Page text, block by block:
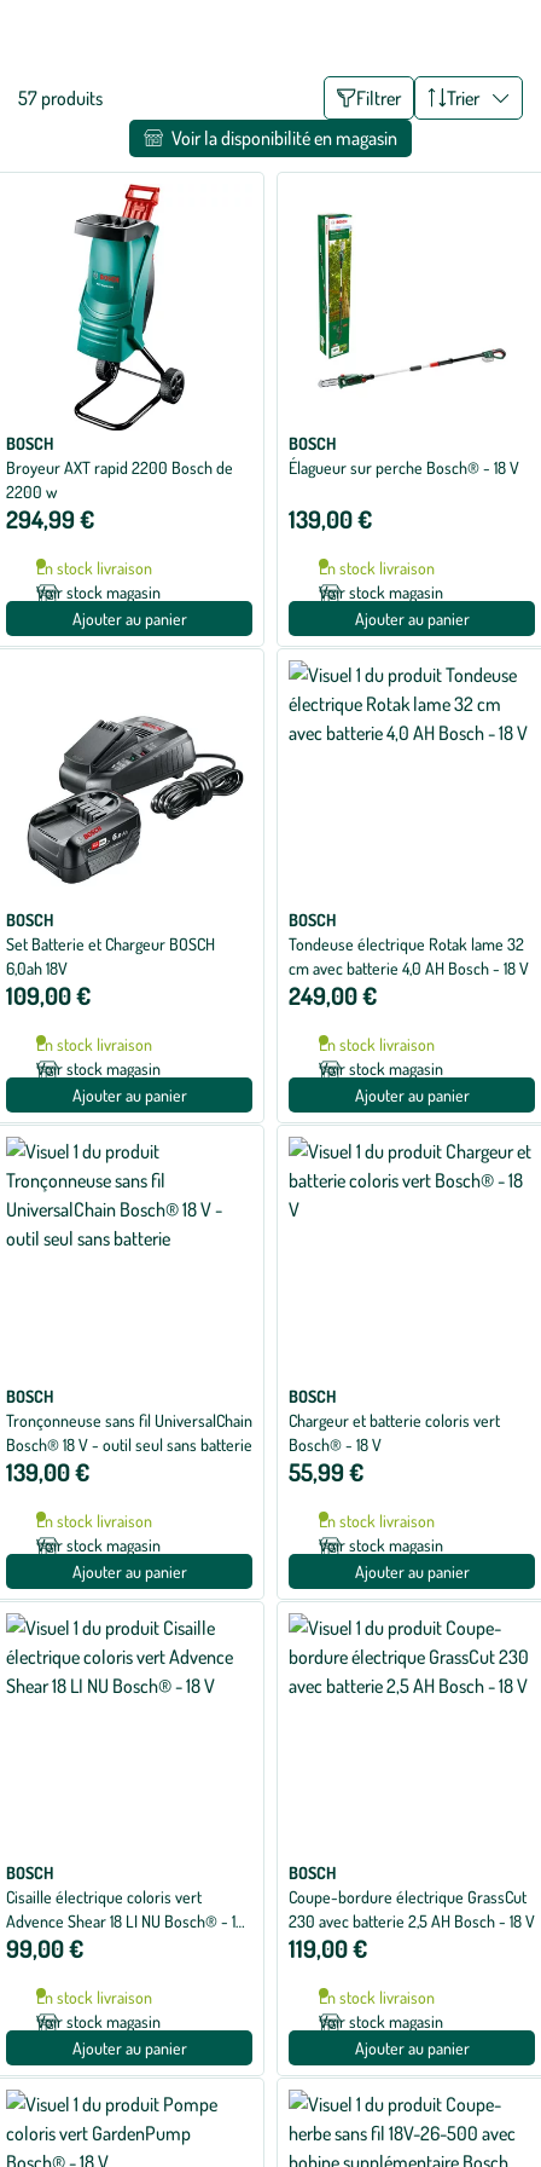
Liste
appliqués
57 produits Filtrer
Trier
Voir la disponibilité en magasin
BOSCH
Broyeur AXT rapid 2200 Bosch de
2200 w
294,99 €
En stock livraison
Voir stock magasin
Ajouter au panier
BOSCH
Élagueur sur perche Bosch® - 18 V
139,00 €
En stock livraison
Voir stock magasin
Ajouter au panier
BOSCH
Set Batterie et Chargeur BOSCH
6,0ah 18V
109,00 €
En stock livraison
Voir stock magasin
Ajouter au panier
BOSCH
Tondeuse électrique Rotak lame 32
cm avec batterie 4,0 AH Bosch - 18 V
249,00 €
En stock livraison
Voir stock magasin
Ajouter au panier
BOSCH
Tronçonneuse sans fil UniversalChain
Bosch® 18 V - outil seul sans batterie
139,00 €
En stock livraison
Voir stock magasin
Ajouter au panier
BOSCH
Chargeur et batterie coloris vert
Bosch® - 18 V
55,99 €
En stock livraison
Voir stock magasin
Ajouter au panier
BOSCH
Cisaille électrique coloris vert
Advence Shear 18 LI NU Bosch® - 18
V
99,00 €
En stock livraison
Voir stock magasin
Ajouter au panier
BOSCH
Coupe-bordure électrique GrassCut
230 avec batterie 2,5 AH Bosch - 18 V
119,00 €
En stock livraison
Voir stock magasin
Ajouter au panier